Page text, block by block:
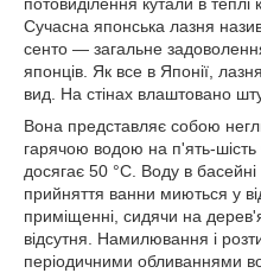
Сучасна японська лазня
сенто — загальне
японців. Як все в Японії,
вид. На стінах влаштовано
Вона представляє собою
гарячою водою на п'ять-
досягає 50 °С. Воду в
прийняття ванни миються у
приміщенні, сидячи на
відсутня. Намилювання і
періодичними обливаннями